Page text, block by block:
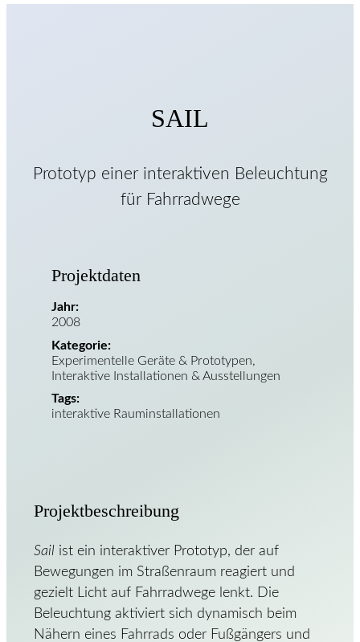
SAIL
Prototyp einer interaktiven Beleuchtung
für Fahrradwege
Projektbeschreibung
Sail ist ein interaktiver Prototyp, der auf
Bewegungen im Straßenraum reagiert und
gezielt Licht auf Fahrradwege lenkt. Die
Beleuchtung aktiviert sich dynamisch beim
Nähern eines Fahrrads oder Fußgängers und
Projektdaten
Jahr:
2008
Kategorie:
Experimentelle Geräte & Prototypen,
Interaktive Installationen & Ausstellungen
Tags:
interaktive Rauminstallationen